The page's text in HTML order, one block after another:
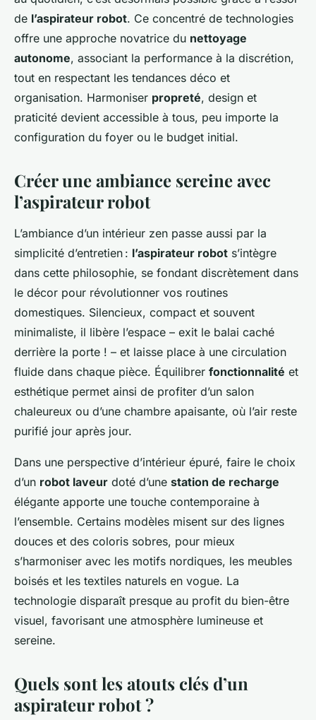
de l’aspirateur robot. Ce concentré de technologies
offre une approche novatrice du nettoyage
autonome, associant la performance à la discrétion,
tout en respectant les tendances déco et
organisation. Harmoniser propreté, design et
praticité devient accessible à tous, peu importe la
configuration du foyer ou le budget initial.
Créer une ambiance sereine avec
l’aspirateur robot
L’ambiance d’un intérieur zen passe aussi par la
simplicité d’entretien : l’aspirateur robot s’intègre
dans cette philosophie, se fondant discrètement dans
le décor pour révolutionner vos routines
domestiques. Silencieux, compact et souvent
minimaliste, il libère l’espace – exit le balai caché
derrière la porte ! – et laisse place à une circulation
fluide dans chaque pièce. Équilibrer fonctionnalité et
esthétique permet ainsi de profiter d’un salon
chaleureux ou d’une chambre apaisante, où l’air reste
purifié jour après jour.
Dans une perspective d’intérieur épuré, faire le choix
d’un robot laveur doté d’une station de recharge
élégante apporte une touche contemporaine à
l’ensemble. Certains modèles misent sur des lignes
douces et des coloris sobres, pour mieux
s’harmoniser avec les motifs nordiques, les meubles
boisés et les textiles naturels en vogue. La
technologie disparaît presque au profit du bien-être
visuel, favorisant une atmosphère lumineuse et
sereine.
Quels sont les atouts clés d’un
aspirateur robot ?